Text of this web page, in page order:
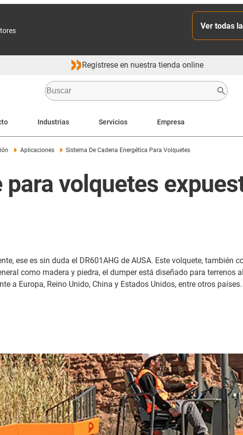
Ver todas
Regístrese en nuestra tienda online
Industrias Servicios Empresa
Aplicaciones Sistema De Cadena Energética Para Volquetes
volquetes
ese es sin duda el DR601AHG de AUSA. Este volquete, también
como madera y piedra, el dumper está diseñado para terrenos
a Europa, Reino Unido, China y Estados Unidos, entre otros países.